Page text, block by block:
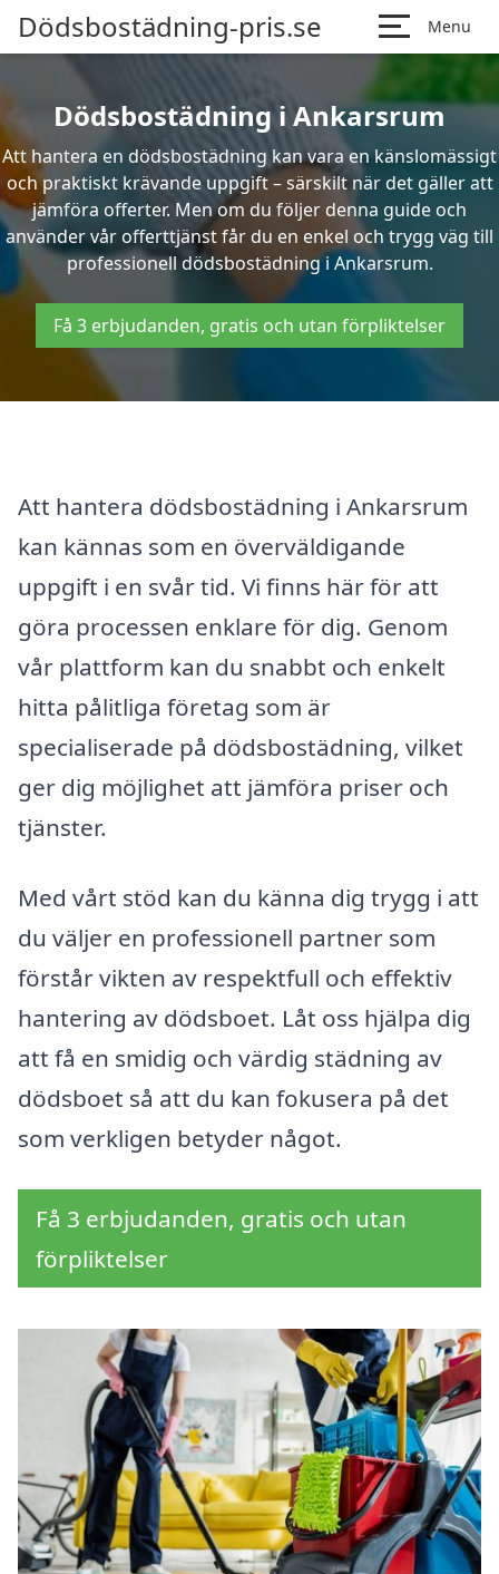
Dödsbostädning-pris.se Menu
Dödsbostädning i Ankarsrum
Att hantera en dödsbostädning kan vara en känslomässigt
och praktiskt krävande uppgift – särskilt när det gäller att
jämföra offerter. Men om du följer denna guide och
använder vår offerttjänst får du en enkel och trygg väg till
professionell dödsbostädning i Ankarsrum.
Få 3 erbjudanden, gratis och utan förpliktelser
Att hantera dödsbostädning i Ankarsrum
kan kännas som en överväldigande
uppgift i en svår tid. Vi finns här för att
göra processen enklare för dig. Genom
vår plattform kan du snabbt och enkelt
hitta pålitliga företag som är
specialiserade på dödsbostädning, vilket
ger dig möjlighet att jämföra priser och
tjänster.
Med vårt stöd kan du känna dig trygg i att
du väljer en professionell partner som
förstår vikten av respektfull och effektiv
hantering av dödsboet. Låt oss hjälpa dig
att få en smidig och värdig städning av
dödsboet så att du kan fokusera på det
som verkligen betyder något.
Få 3 erbjudanden, gratis och utan
förpliktelser